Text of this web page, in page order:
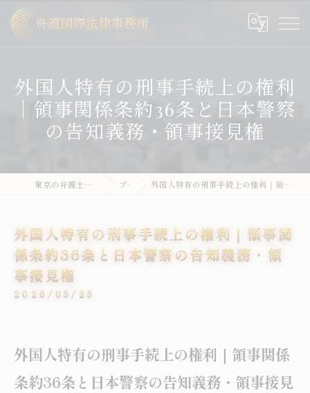
外国人特有の刑事手続上の権利
｜領事関係条約36条と日本警察
の告知義務・領事接見権
東京の弁護士なら舟渡国際法律事務所 ブログ 外国人特有の刑事手続上の権利｜領事関係条約36条と日本警察の告知義務・領事接見権
外国人特有の刑事手続上の権利｜領事関
係条約36条と日本警察の告知義務・領
事接見権
2026/05/25
外国人特有の刑事手続上の権利｜領事関係
条約36条と日本警察の告知義務・領事接見